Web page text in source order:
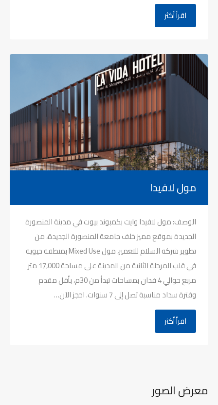
اقرأ أكثر
مول لافيدا
الوصف: مول لافيدا وايت بكمبوند بيوت في مدينة المنصورة
الجديدة بموقع مميز خلف جامعة المنصورة الجديدة، من
تطوير شركة السلام للتعمير، مول Mixed Use بمنطقة حيوية
في قلب المرحلة الثانية من المدينة على مساحة 17,000 متر
مربع حوالي 4 فدان بمساحات تبدأ من 30م، بأقل مقدم
وفترة سداد مناسبة تصل إلى 7 سنوات. احجز الآن…
اقرأ أكثر
معرض الصور